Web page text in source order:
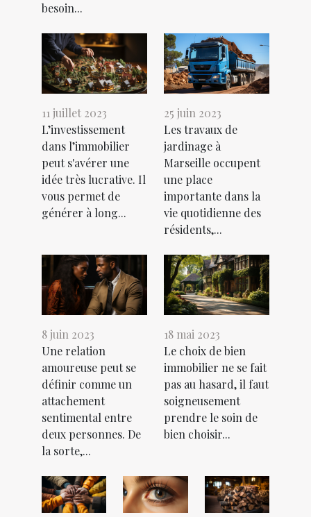
besoin...
11 juillet 2023
L’investissement
dans l’immobilier
peut s'avérer une
idée très lucrative. Il
vous permet de
générer à long...
25 juin 2023
Les travaux de
jardinage à
Marseille occupent
une place
importante dans la
vie quotidienne des
résidents,...
8 juin 2023
Une relation
amoureuse peut se
définir comme un
attachement
sentimental entre
deux personnes. De
la sorte,...
18 mai 2023
Le choix de bien
immobilier ne se fait
pas au hasard, il faut
soigneusement
prendre le soin de
bien choisir...